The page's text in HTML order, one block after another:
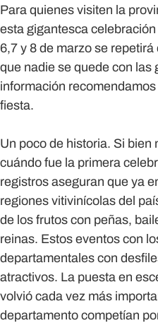
Para quienes visiten la
esta gigantesca
6,7 y 8 de marzo se
que nadie se quede con las
información
fiesta.
Un poco de historia. Si bien
cuándo fue la primera
registros aseguran que ya
regiones vitivinícolas del
de los frutos con peñas,
reinas. Estos eventos con
departamentales con
atractivos. La puesta en
volvió cada vez más
departamento competían